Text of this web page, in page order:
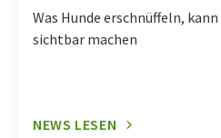
Was Hunde erschnüffeln,
sichtbar machen
NEWS LESEN